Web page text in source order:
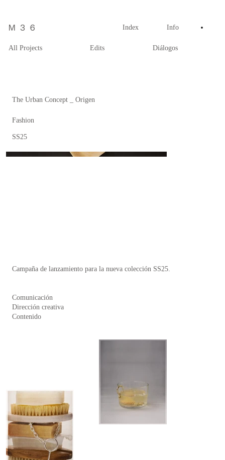
Index Info
All Projects Edits Diálogos
The Urban Concept _ Origen
Fashion
SS25
Campaña de lanzamiento para la nueva colección SS25.
Comunicación
Dirección creativa
Contenido